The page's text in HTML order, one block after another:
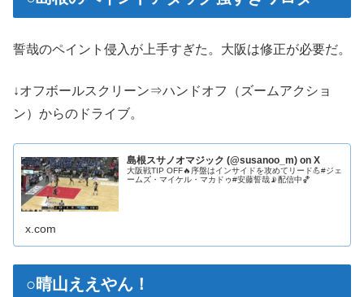
誓哉のペイント侵入が上手すぎた。大阪は修正が必要だ。
↓オフボールスクリーン⇒ハンドオフ（ズームアクショ
ン）からのドライブ。
島根スサノオマジック (@susanoo_m) on X
大阪戦TIP OFF🔥序盤はインサイドを攻めてリード💪#ジェ
ームズ・マイケル・マカドゥ#安藤誓哉📡配信中🏀
x.com
○晴山ええやん！